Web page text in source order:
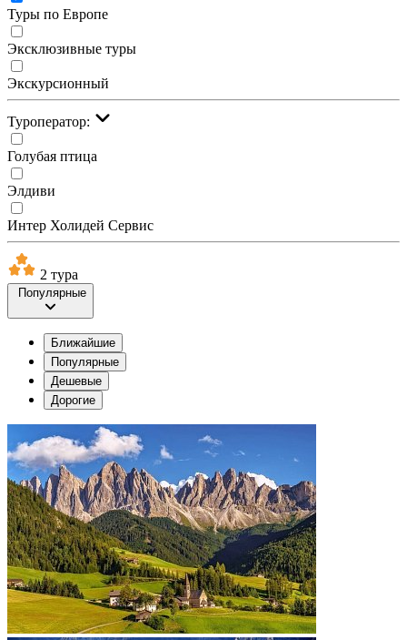
Туры по Европе
Эксклюзивные туры
Экскурсионный
Туроператор:
Голубая птица
Элдиви
Интер Холидей Сервис
2 тура
Популярные
Ближайшие
Популярные
Дешевые
Дорогие